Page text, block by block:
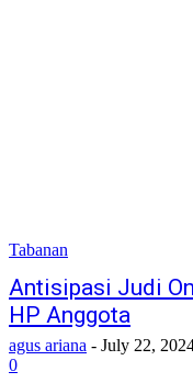
Tabanan
Antisipasi Judi
HP Anggota
agus ariana - July 22,
0